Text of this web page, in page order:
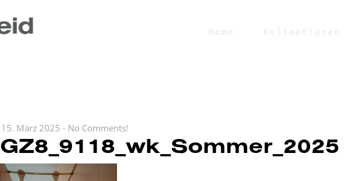
Home Kollektionen
15. März 2025 - No Comments!
GZ8_9118_wk_Sommer_2025